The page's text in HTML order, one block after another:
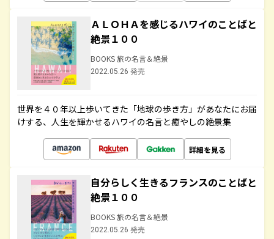
ＡＬＯＨＡを感じるハワイのことばと
絶景１００
BOOKS 旅の名言＆絶景
2022.05.26 発売
世界を４０年以上歩いてきた「地球の歩き方」があなたにお届
けする、人生を輝かせるハワイの名言と癒やしの絶景集
詳細を見る
自分らしく生きるフランスのことばと
絶景１００
BOOKS 旅の名言＆絶景
2022.05.26 発売